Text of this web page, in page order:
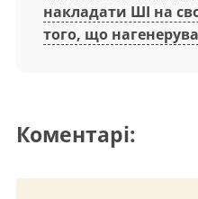
накладати ШІ на
того, що
Коментарі: